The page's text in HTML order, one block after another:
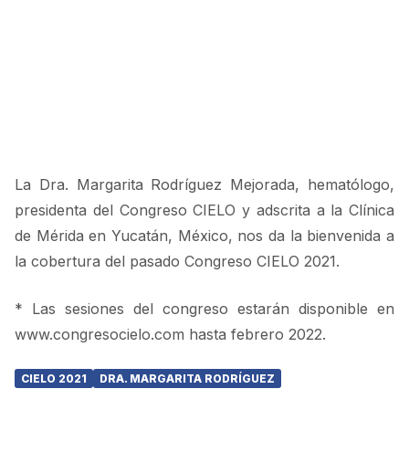
La Dra. Margarita Rodríguez Mejorada, hematólogo,
presidenta del Congreso CIELO y adscrita a la Clínica
de Mérida en Yucatán, México, nos da la bienvenida a
la cobertura del pasado Congreso CIELO 2021.
* Las sesiones del congreso estarán disponible en
www.congresocielo.com hasta febrero 2022.
CIELO 2021 DRA. MARGARITA RODRÍGUEZ